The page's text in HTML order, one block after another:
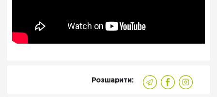
Розшарити: